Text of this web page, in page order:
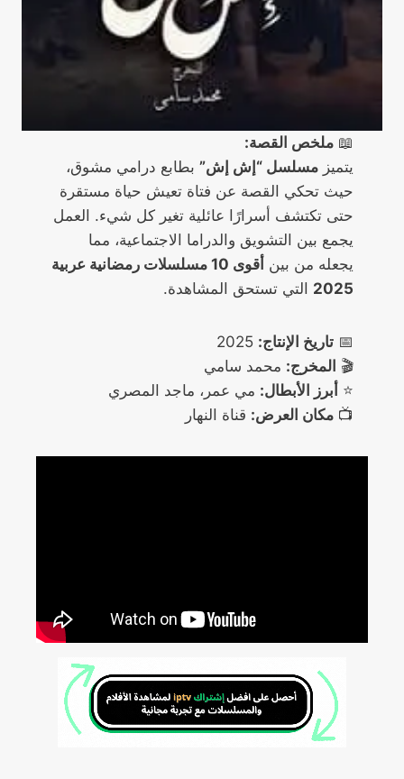
📖 ملخص القصة:
يتميز مسلسل “إش إش” بطابع درامي مشوق،
حيث تحكي القصة عن فتاة تعيش حياة مستقرة
حتى تكتشف أسرارًا عائلية تغير كل شيء. العمل
يجمع بين التشويق والدراما الاجتماعية، مما
يجعله من بين
أقوى 10 مسلسلات رمضانية عربية
2025 التي تستحق المشاهدة.
📅 تاريخ الإنتاج:
🎬 المخرج: محمد سامي
⭐ أبرز الأبطال: مي عمر، ماجد المصري
📺 مكان العرض: قناة النهار